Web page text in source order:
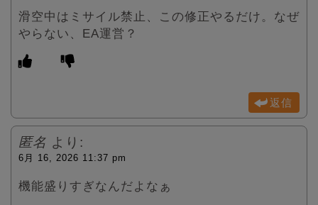
滑空中はミサイル禁止、この修正やるだけ。なぜ
やらない、EA運営？
返信
匿名 より:
6月 16, 2026 11:37 pm
機能盛りすぎなんだよなぁ